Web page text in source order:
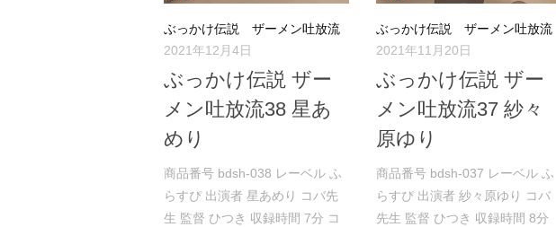
ぶっかけ伝説 ザーメン吐放流
2021年12月4日
ぶっかけ伝説 ザー
メン吐放流38 星あ
めり
商品番号 bdsh-038 レーベル ふ
らすぴ 出演者 星あめり コバ先
生 監督 ひつき 収録時間 7分 コ
ぶっかけ伝説 ザーメン吐放流
2021年11月20日
ぶっかけ伝説 ザー
メン吐放流37 紗々
原ゆり
商品番号 bdsh-037 レーベル ふ
らすぴ 出演者 紗々原ゆり コバ
先生 監督 ひつき 収録時間 8分